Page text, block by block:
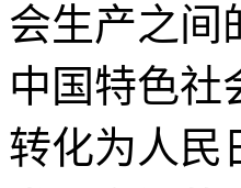
会生产之间
中国特色社
转化为人民